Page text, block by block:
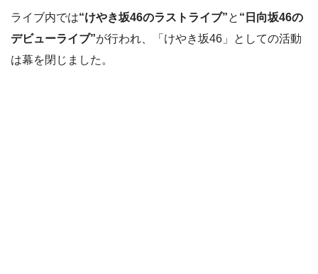
ライブ内では“けやき坂46のラストライブ”と “日向坂46の
デビューライブ”が行われ、「けやき坂46」としての活動
は幕を閉じました。